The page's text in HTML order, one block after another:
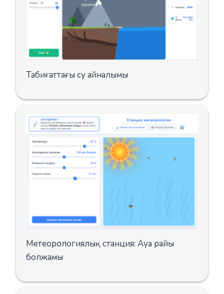
Табиғаттағы су айналымы
Метеорологиялық станция: Ауа райы
болжамы